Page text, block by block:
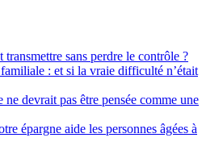
sans perdre le contrôle ?
: et si la vraie difficulté n’était
ne devrait pas être pensée comme une
épargne aide les personnes âgées à